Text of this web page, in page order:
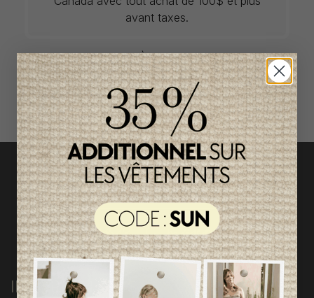
avant taxes.
ACCÈS RAPIDE
magasinez par catégorie
INFORMATIONS